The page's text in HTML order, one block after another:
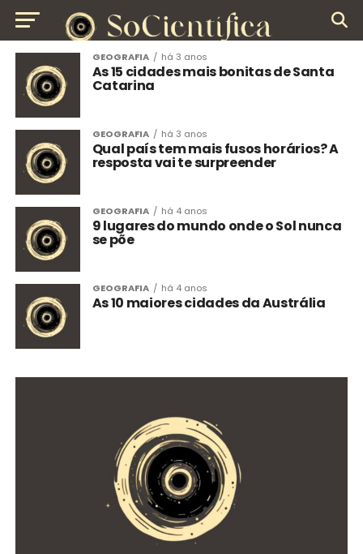
GEOGRAFIA há 3 anos
As 15 cidades mais bonitas de Santa
Catarina
GEOGRAFIA há 3 anos
Qual país tem mais fusos horários? A
resposta vai te surpreender
GEOGRAFIA há 4 anos
9 lugares do mundo onde o Sol nunca
se põe
GEOGRAFIA há 4 anos
As 10 maiores cidades da Austrália